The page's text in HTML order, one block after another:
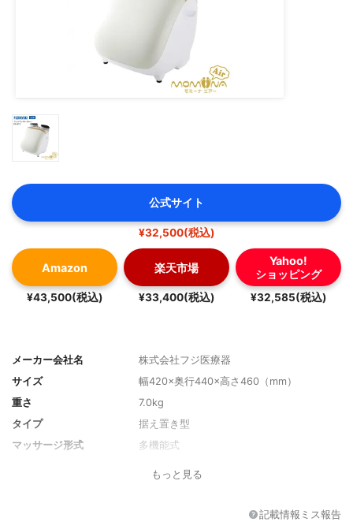
公式サイト
¥32,500(税込)
Amazon
¥43,500(税込)
楽天市場
¥33,400(税込)
Yahoo!
ショッピング
¥32,585(税込)
メーカー会社名
株式会社フジ医療器
サイズ
幅420×奥行440×高さ460（mm）
重さ
7.0kg
タイプ
据え置き型
マッサージ形式
多機能式
ふくらはぎ, 足首, 足先
もっと見る
記載情報ミス報告